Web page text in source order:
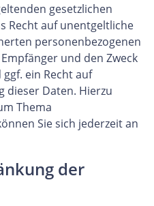
gesetzlichen
Recht auf unentgeltliche
personenbezogenen
und den Zweck
ein Recht auf
dieser Daten. Hierzu
Thema
Sie sich jederzeit an
der